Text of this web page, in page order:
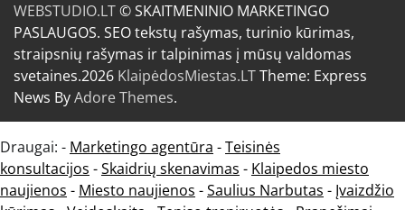
WEBSTUDIO.LT© SKAITMENINIO MARKETINGO
PASLAUGOS. SEO tekstų rašymas, turinio kūrimas,
straipsnių rašymas ir talpinimas į mūsų valdomas
svetaines.2026 KlaipėdosMiestas.LTTheme: Express
News ByAdore Themes.
Draugai: - Marketingo agentūra -Teisinės
konsultacijos -Skaidrių skenavimas - Klaipedos miesto
naujienos - Miesto naujienos -Saulius Narbutas - Įvaizdžio